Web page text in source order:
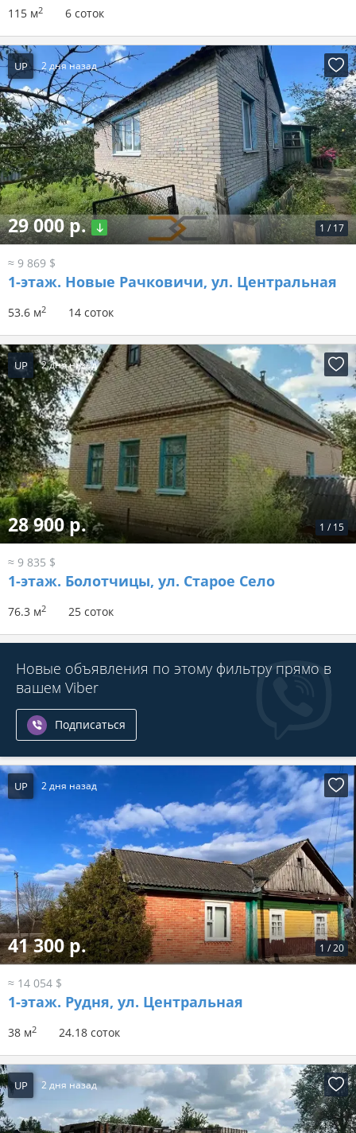
115 м2 6 соток
UP 2 дня назад
1 / 17
29 000 р.
≈ 9 869 $
1-этаж. Новые Рачковичи, ул. Центральная
53.6 м2 14 соток
UP 2 дня назад
1 / 15
28 900 р.
≈ 9 835 $
1-этаж. Болотчицы, ул. Старое Село
76.3 м2 25 соток
Новые объявления по этому фильтру прямо в
вашем Viber
Подписаться
UP 2 дня назад
1 /20
41 300 р.
≈ 14 054 $
1-этаж. Рудня, ул. Центральная
38 м2 24.18 соток
UP 2 дня назад